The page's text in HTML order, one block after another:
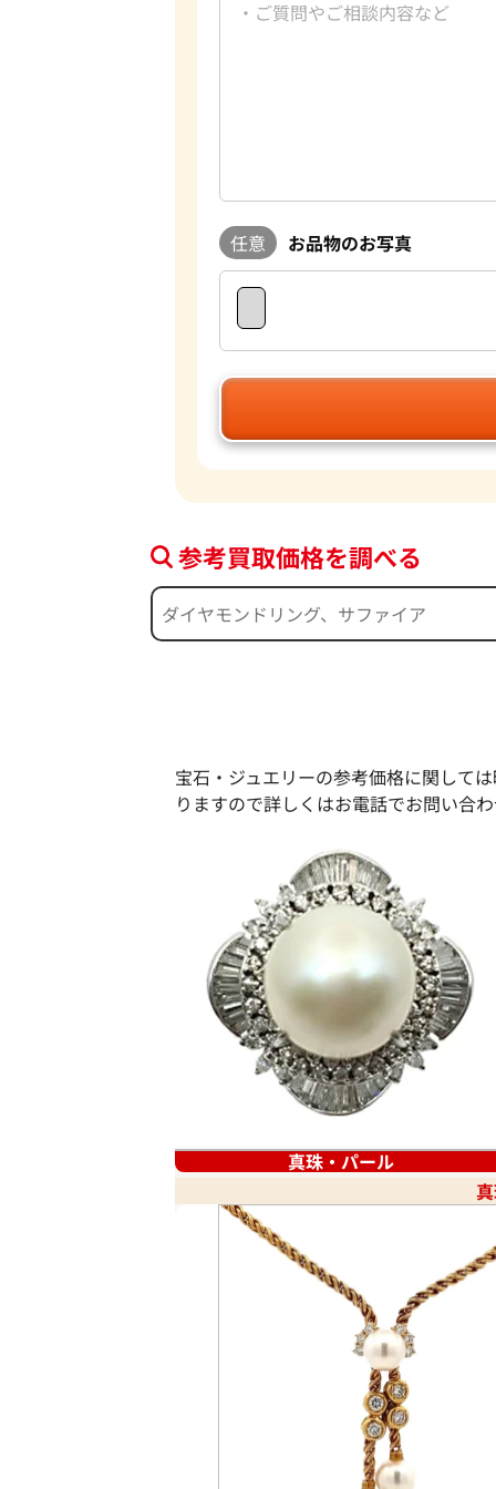
任意 お品物のお写真
参考買取価格を調べる
宝石・ジュエリーの参考価格に関して
りますので詳しくはお電話でお問い合
真珠・パール